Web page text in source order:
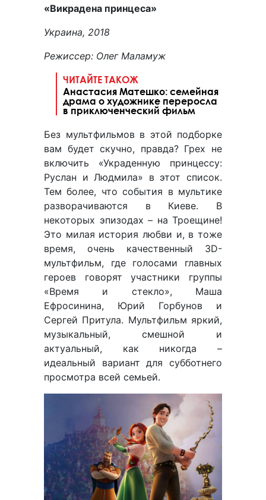
«Викрадена принцеса»
Украина, 2018
Режиссер: ОлегМаламуж
ЧИТАЙТЕ ТАКОЖ
Анастасия Матешко: семейная
драма о художнике переросла
в приключенческий фильм
Без мультфильмов в этой подборке
вам будет скучно, правда? Грех не
включить «Украденную принцессу:
Руслан и Людмила» в этот список.
Тем более, что события в мультике
разворачиваются в Киеве. В
некоторых эпизодах – на Троещине!
Это милая история любви и, в тоже
время, очень качественный 3D-
мультфильм, где голосами главных
героев говорят участники группы
«Время и стекло», Маша
Ефросинина, Юрий Горбунов и
Сергей Притула. Мультфильм яркий,
музыкальный, смешной и
актуальный, как никогда –
идеальный вариант для субботнего
просмотра всей семьей.